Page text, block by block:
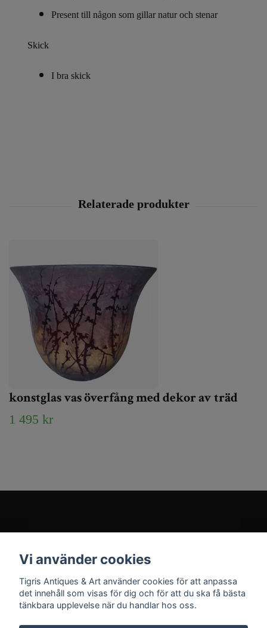
Present till någon som gillar natur och stenar
Skick
I bra skick
konstglas vas överfång med dekor av träd
1 495 kr
Sociala medier
Vi använder cookies
Tigris Antiques & Art använder cookies för att anpassa
det innehåll som visas för dig och för att du ska få bästa
tänkbara upplevelse när du handlar hos oss.